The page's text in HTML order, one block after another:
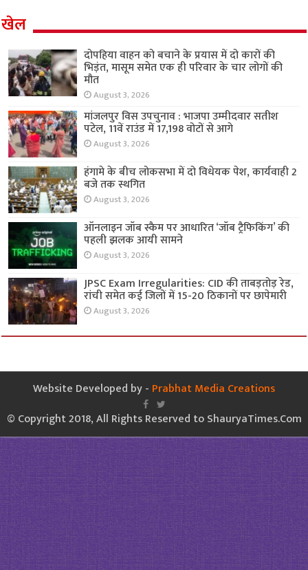
खेल
दोपहिया वाहन को बचाने के प्रयास में दो कारों की
भिड़ंत, मासूम समेत एक ही परिवार के चार लोगों की
मौत
August 3, 2026
मांजलपुर विस उपचुनाव : भाजपा उम्मीदवार सतीश
पटेल, 11वें राउंड में 17,198 वोटों से आगे
August 3, 2026
हंगामे के बीच लोकसभा में दो विधेयक पेश, कार्यवाही 2
बजे तक स्थगित
August 3, 2026
ऑनलाइन जॉब स्कैम पर आधारित ‘जॉब ट्रैफिकिंग’ की
पहली झलक आयी सामने
August 3, 2026
JPSC Exam Irregularities: CID की ताबड़तोड़ रेड,
रांची समेत कई जिलों में 15-20 ठिकानों पर छापेमारी
August 3, 2026
Website Developed by - Prabhat Media Creations
© Copyright 2018, All Rights Reserved to ShauryaTimes.Com